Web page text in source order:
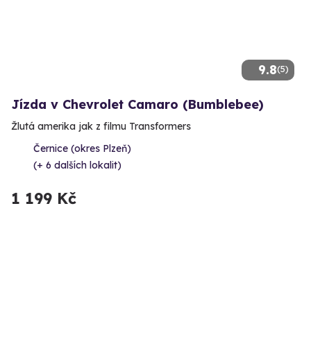
9.8(5)
Jízda v Chevrolet Camaro (Bumblebee)
Žlutá amerika jak z filmu Transformers
Černice (okres Plzeň)
(+ 6 dalších lokalit)
1 199 Kč